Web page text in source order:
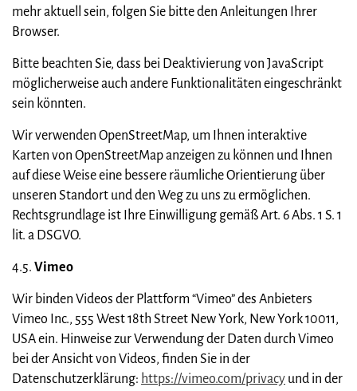
mehr aktuell sein, folgen Sie bitte den Anleitungen Ihrer
Browser.
Bitte beachten Sie, dass bei Deaktivierung von JavaScript
möglicherweise auch andere Funktionalitäten eingeschränkt
sein könnten.
Wir verwenden OpenStreetMap, um Ihnen interaktive
Karten von OpenStreetMap anzeigen zu können und Ihnen
auf diese Weise eine bessere räumliche Orientierung über
unseren Standort und den Weg zu uns zu ermöglichen.
Rechtsgrundlage ist Ihre Einwilligung gemäß Art. 6 Abs. 1 S. 1
lit. a DSGVO.
4.5. Vimeo
Wir binden Videos der Plattform “Vimeo” des Anbieters
Vimeo Inc., 555 West 18th Street New York, New York 10011,
USA ein. Hinweise zur Verwendung der Daten durch Vimeo
bei der Ansicht von Videos, finden Sie in der
Datenschutzerklärung: https://vimeo.com/privacy und in der